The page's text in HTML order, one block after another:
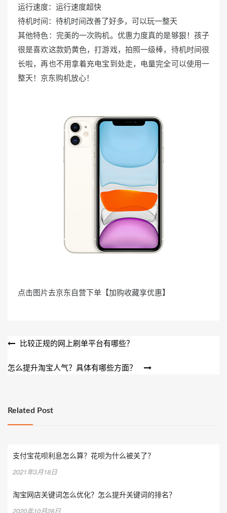
运行速度：运行速度超快
待机时间：待机时间改善了好多，可以玩一整天
其他特色：完美的一次购机。优惠力度真的是够狠！孩子
很是喜欢这款奶黄色，打游戏，拍照一级棒，待机时间很
长啦，再也不用拿着充电宝到处走，电量完全可以使用一
整天！京东购机放心！
点击图片去京东自营下单【加购收藏享优惠】
文
导
比较正规的网上刷单平台有哪些？
怎么提升淘宝人气？具体有哪些方面？
Related Post
支付宝花呗利息怎么算？花呗为什么被关了？
2021年3月18日
淘宝网店关键词怎么优化？怎么提升关键词的排名？
2020年10月28日